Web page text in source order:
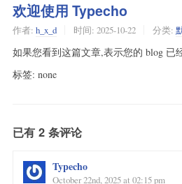
欢迎使用 Typecho
作者: h_x_d 时间: 2025-10-22 分类:
如果您看到这篇文章,表示您的 blog 已
标签: none
已有 2 条评论
Typecho
October 22nd, 2025 at 02:15 pm